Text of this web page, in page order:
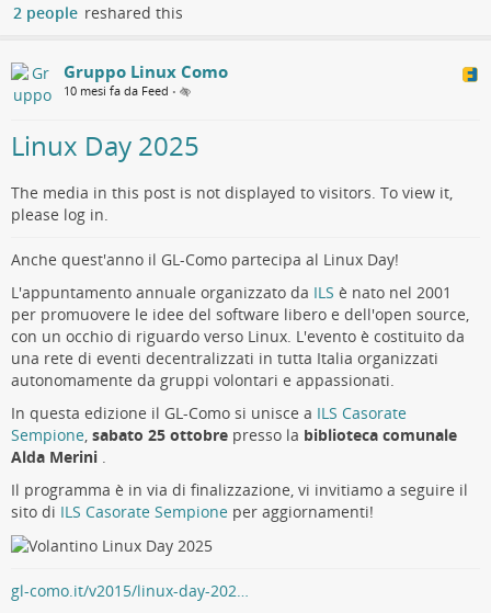
2 people reshared this
Gruppo Linux Como
10 mesi fa da Feed •
Linux Day 2025
The media in this post is not displayed to visitors. To view it,
please log in.
Anche quest'anno il GL-Como partecipa al Linux Day!
L'appuntamento annuale organizzato da ILS è nato nel 2001
per promuovere le idee del software libero e dell'open source,
con un occhio di riguardo verso Linux. L'evento è costituito da
una rete di eventi decentralizzati in tutta Italia organizzati
autonomamente da gruppi volontari e appassionati.
In questa edizione il GL-Como si unisce a ILS Casorate
Sempione sabato 25 ottobre presso la biblioteca comunale
Alda Merini
Il programma è in via di finalizzazione, vi invitiamo a seguire il
sito di ILS Casorate Sempione per aggiornamenti!
gl-como.it/v2015/linux-day-202…